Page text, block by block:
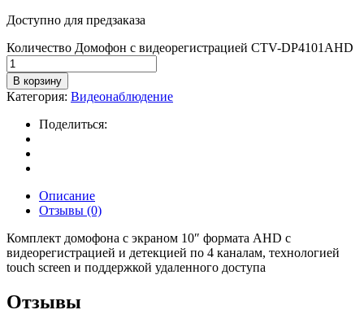
Доступно для предзаказа
Количество Домофон с видеорегистрацией CTV-DP4101AHD
В корзину
Категория: Видеонаблюдение
Поделиться:
Описание
Отзывы (0)
Комплект домофона с экраном 10″ формата AHD с
видеорегистрацией и детекцией по 4 каналам, технологией
touch screen и поддержкой удаленного доступа
Отзывы